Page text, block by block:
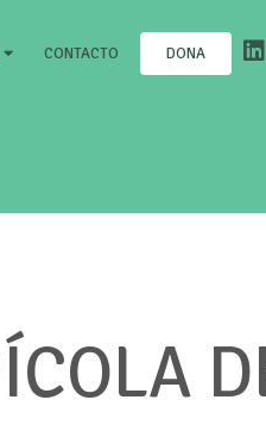
CONTACTO DONA